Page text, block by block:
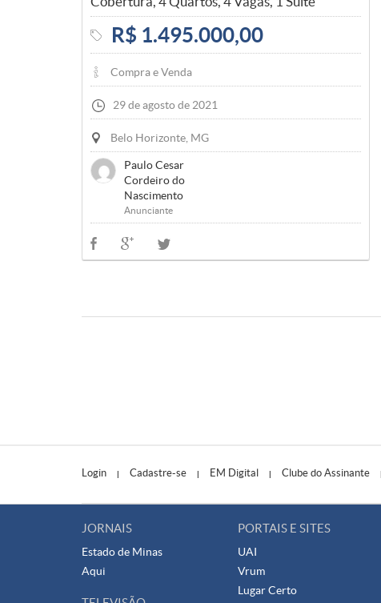
R$ 1.495.000,00
Compra e Venda
29 de agosto de 2021
Belo Horizonte, MG
Paulo Cesar
Cordeiro do
Nascimento
Anunciante
Login | Cadastre-se | EM Digital | Clube do Assinante |
JORNAIS
Estado de Minas
Aqui
PORTAIS E SITES
UAI
Vrum
Lugar Certo